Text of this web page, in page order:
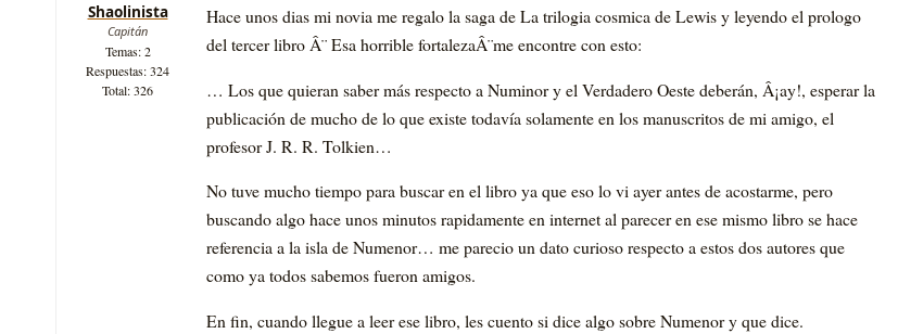
Shaolinista
Capitán
Temas: 2
Respuestas: 324
Total: 326
Hace unos dias mi novia me regalo la saga de La trilogia cosmica de Lewis y leyendo el prologo
del tercer libro Â¨ Esa horrible fortalezaÂ¨me encontre con esto:
… Los que quieran saber más respecto a Numinor y el Verdadero Oeste deberán, Â¡ay!, esperar la
publicación de mucho de lo que existe todavía solamente en los manuscritos de mi amigo, el
profesor J. R. R. Tolkien…
No tuve mucho tiempo para buscar en el libro ya que eso lo vi ayer antes de acostarme, pero
buscando algo hace unos minutos rapidamente en internet al parecer en ese mismo libro se hace
referencia a la isla de Numenor… me parecio un dato curioso respecto a estos dos autores que
como ya todos sabemos fueron amigos.
En fin, cuando llegue a leer ese libro, les cuento si dice algo sobre Numenor y que dice.